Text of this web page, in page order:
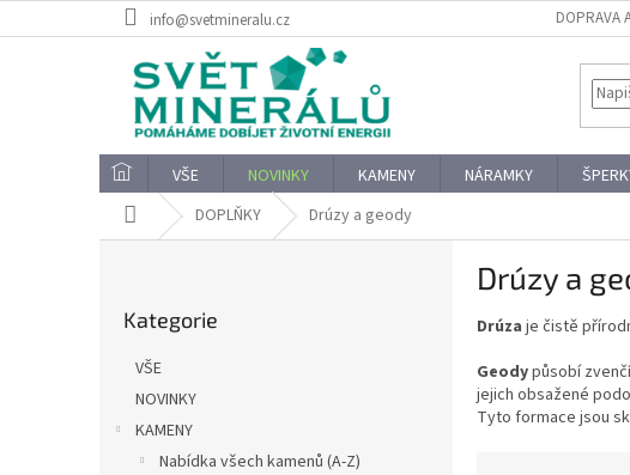
na
info@svetmineralu.cz DOPRAVA
VŠE NOVINKY KAMENY NÁRAMKY
Domů DOPLŇKY Drúzy a geody
kategorie
Kategorie
VŠE
NOVINKY
KAMENY
Nabídka všech kamenů (A-Z)
Drúzy a
Drúza je čistě
Geodypůsobí
jejich obsažené
Tyto formace jsou